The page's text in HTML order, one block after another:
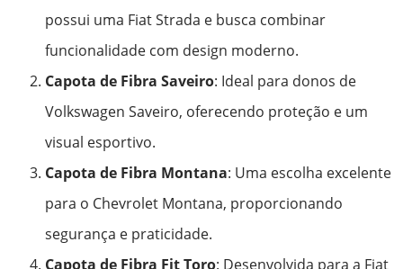
possui uma Fiat Strada e busca combinar
funcionalidade com design moderno.
Capota de Fibra Saveiro: Ideal para donos de
Volkswagen Saveiro, oferecendo proteção e um
visual esportivo.
Capota de Fibra Montana: Uma escolha excelente
para o Chevrolet Montana, proporcionando
segurança e praticidade.
Capota de Fibra Fit Toro: Desenvolvida para a Fiat